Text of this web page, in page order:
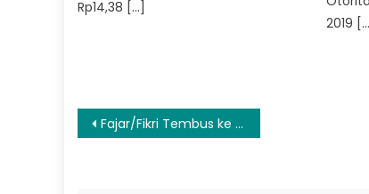
Rp14,38 […]
2019 […]
Navigasi
Fajar/Fikri Tembus ke Final Korea Open 2025 usai Kalahkan Wakil Taiwan